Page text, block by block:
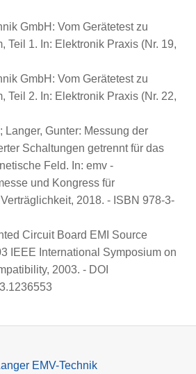
GmbH: Vom Gerätetest zu
Teil 1. In: Elektronik Praxis (Nr. 19,
GmbH: Vom Gerätetest zu
Teil 2. In: Elektronik Praxis (Nr. 22,
Langer, Gunter: Messung der
Schaltungen getrennt für das
Feld. In: emv -
und Kongress für
2018. - ISBN 978-3-
Circuit Board EMI Source
IEEE International Symposium on
2003. - DOI
EMV-Technik